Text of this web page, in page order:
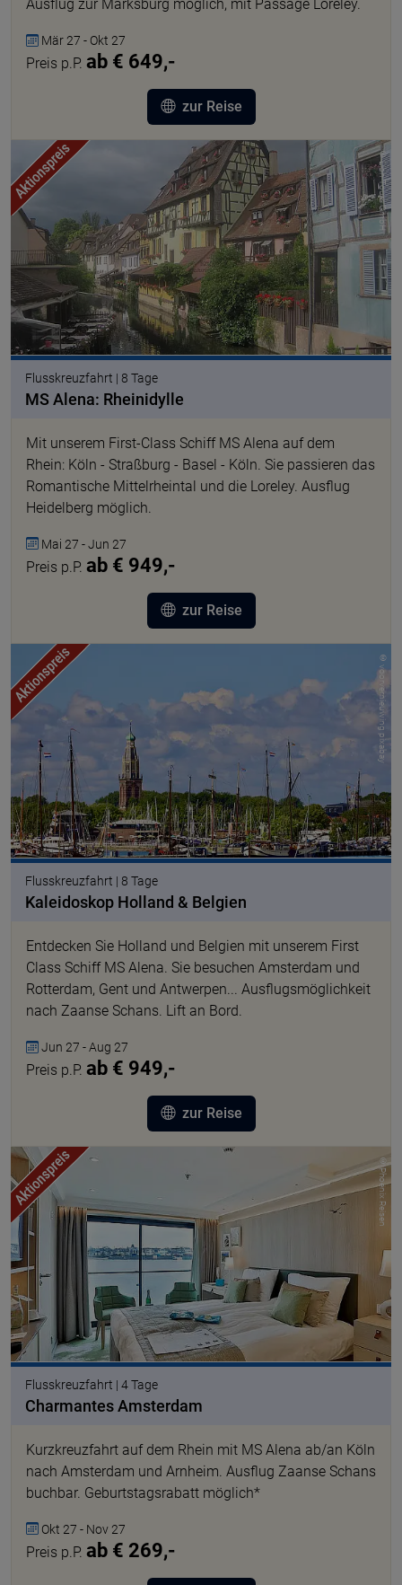
Ausflug zur Marksburg möglich, mit Passage Loreley.
Mär 27 - Okt 27
Preis p.P. ab € 649,-
zur Reise
© Lion Tours GmbH
Flusskreuzfahrt | 8 Tage
MS Alena: Rheinidylle
Mit unserem First-Class Schiff MS Alena auf dem
Rhein: Köln - Straßburg - Basel - Köln. Sie passieren das
Romantische Mittelrheintal und die Loreley. Ausflug
Heidelberg möglich.
Mai 27 - Jun 27
Preis p.P. ab € 949,-
zur Reise
© voorvernieuwing pixabay
Flusskreuzfahrt | 8 Tage
Kaleidoskop Holland & Belgien
Entdecken Sie Holland und Belgien mit unserem First
Class Schiff MS Alena. Sie besuchen Amsterdam und
Rotterdam, Gent und Antwerpen... Ausflugsmöglichkeit
nach Zaanse Schans. Lift an Bord.
Jun 27 - Aug 27
Preis p.P. ab € 949,-
zur Reise
© Phoenix Reisen
Flusskreuzfahrt | 4 Tage
Charmantes Amsterdam
Kurzkreuzfahrt auf dem Rhein mit MS Alena ab/an Köln
nach Amsterdam und Arnheim. Ausflug Zaanse Schans
buchbar. Geburtstagsrabatt möglich*
Okt 27 - Nov 27
Preis p.P. ab € 269,-